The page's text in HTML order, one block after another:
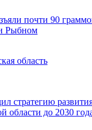
почти 90
Рыбном
область
стратегию
области до 2030